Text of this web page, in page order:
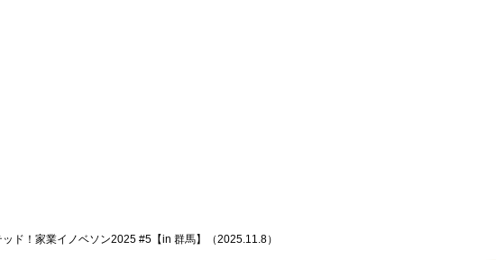
ッド！家業イノベソン2025 #5【in 群馬】（2025.11.8）